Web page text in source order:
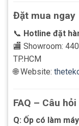
Đặt mua ngay
📞 Hotline đặt
🏬 Showroom:
TP.HCM
🌐 Website:
FAQ – Câu
Q: Ốp có làm